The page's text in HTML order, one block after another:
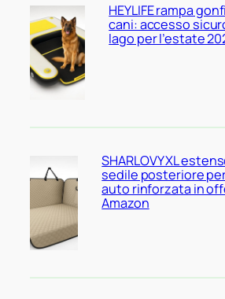
HEYLIFE rampa
cani: accesso
lago per l’estate
SHARLOVY XL
sedile posteriore
auto rinforzata in
Amazon